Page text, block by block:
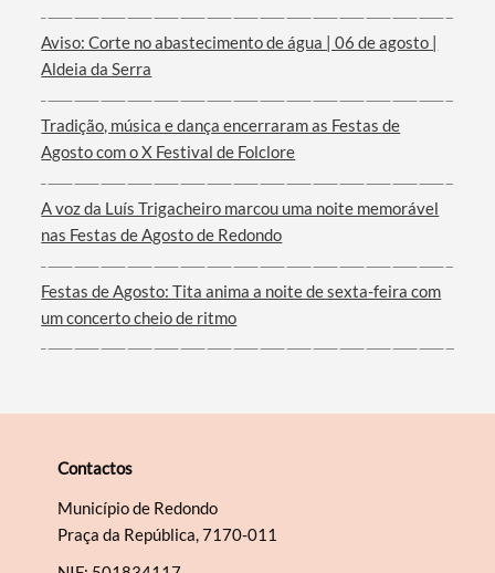
Categorias gerais
Aviso: Corte no abastecimento de água | 06 de agosto |
Aldeia da Serra
Tradição, música e dança encerraram as Festas de
Agosto com o X Festival de Folclore
A voz da Luís Trigacheiro marcou uma noite memorável
nas Festas de Agosto de Redondo
Festas de Agosto: Tita anima a noite de sexta-feira com
um concerto cheio de ritmo
Contactos
Município de Redondo
Praça da República, 7170-011